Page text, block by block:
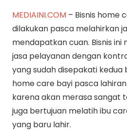
MEDIAINI.COM – Bisnis home
dilakukan pasca melahirkan
mendapatkan cuan. Bisnis ini
jasa pelayanan dengan
yang sudah disepakati kedua
home care bayi pasca
karena akan merasa sangat
juga bertujuan melatih ibu
yang baru lahir.